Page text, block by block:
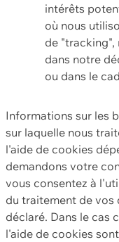
intérêts
où nous
de "tracking",
dans notre
ou dans le
Informations sur les
sur laquelle nous
l'aide de cookies
demandons votre
vous consentez à
du traitement de vos
déclaré. Dans le cas
l'aide de cookies